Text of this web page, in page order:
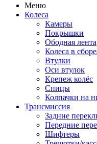
Меню
Колеса
Камеры
Покрышки
Ободная лента
Колеса в
Втулки
Оси втулок
Крепеж колёс
Спицы
Колпачки на
Трансмиссия
Задние
Передние
Шифтеры